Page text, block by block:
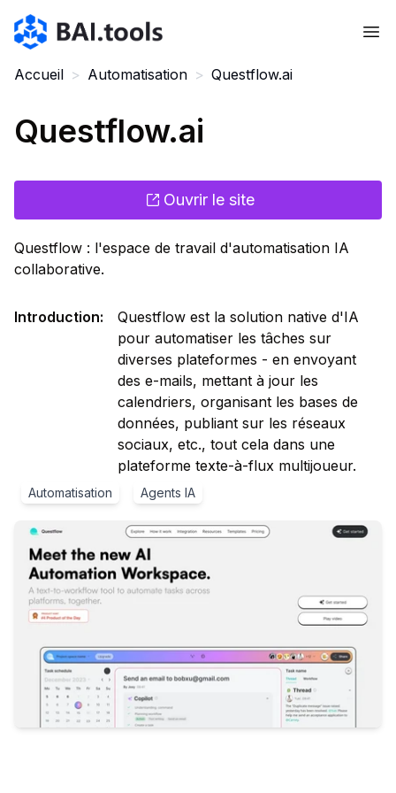
Bai.tools
Accueil > Automatisation > Questflow.ai
Questflow.ai
Ouvrir le site
Questflow : l'espace de travail d'automatisation IA
collaborative.
Introduction:
Questflow est la solution native d'IA
pour automatiser les tâches sur
diverses plateformes - en envoyant
des e-mails, mettant à jour les
calendriers, organisant les bases de
données, publiant sur les réseaux
sociaux, etc., tout cela dans une
plateforme texte-à-flux multijoueur.
Automatisation Agents IA